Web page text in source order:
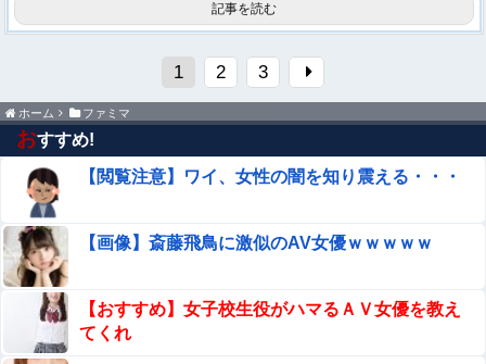
記事を読む
1 2 3
ホーム ファミマ
おすすめ!
【閲覧注意】ワイ、女性の闇を知り震える・・・
【画像】斎藤飛鳥に激似のAV女優ｗｗｗｗｗ
【おすすめ】女子校生役がハマるＡＶ女優を教え
てくれ